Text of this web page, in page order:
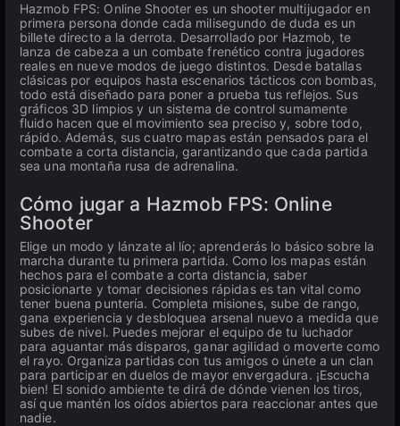
Hazmob FPS: Online Shooter es un shooter multijugador en
primera persona donde cada milisegundo de duda es un
billete directo a la derrota. Desarrollado por Hazmob, te
lanza de cabeza a un combate frenético contra jugadores
reales en nueve modos de juego distintos. Desde batallas
clásicas por equipos hasta escenarios tácticos con bombas,
todo está diseñado para poner a prueba tus reflejos. Sus
gráficos 3D limpios y un sistema de control sumamente
fluido hacen que el movimiento sea preciso y, sobre todo,
rápido. Además, sus cuatro mapas están pensados para el
combate a corta distancia, garantizando que cada partida
sea una montaña rusa de adrenalina.
Cómo jugar a Hazmob FPS: Online
Shooter
Elige un modo y lánzate al lío; aprenderás lo básico sobre la
marcha durante tu primera partida. Como los mapas están
hechos para el combate a corta distancia, saber
posicionarte y tomar decisiones rápidas es tan vital como
tener buena puntería. Completa misiones, sube de rango,
gana experiencia y desbloquea arsenal nuevo a medida que
subes de nivel. Puedes mejorar el equipo de tu luchador
para aguantar más disparos, ganar agilidad o moverte como
el rayo. Organiza partidas con tus amigos o únete a un clan
para participar en duelos de mayor envergadura. ¡Escucha
bien! El sonido ambiente te dirá de dónde vienen los tiros,
así que mantén los oídos abiertos para reaccionar antes que
nadie.